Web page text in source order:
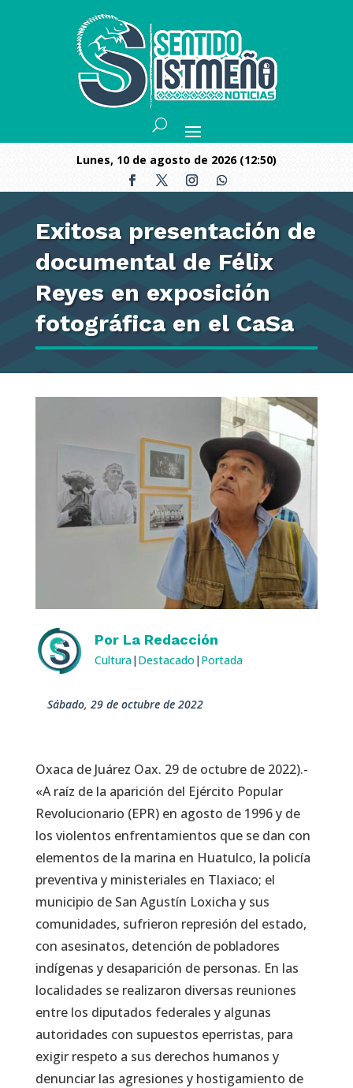
lunes, 10 de agosto de 2026 (12:50)
Exitosa presentación de
documental de Félix
Reyes en exposición
fotográfica en el CaSa
Por La Redacción
Cultura| Destacado | Portada
sábado, 29 de octubre de 2022
Oxaca de Juárez Oax. 29 de octubre de 2022).-
«A raíz de la aparición del Ejército Popular
Revolucionario (EPR) en agosto de 1996 y de
los violentos enfrentamientos que se dan con
elementos de la marina en Huatulco, la policía
preventiva y ministeriales en Tlaxiaco; el
municipio de San Agustín Loxicha y sus
comunidades, sufrieron represión del estado,
con asesinatos, detención de pobladores
indígenas y desaparición de personas. En las
localidades se realizaron diversas reuniones
entre los diputados federales y algunas
autoridades con supuestos eperristas, para
exigir respeto a sus derechos humanos y
denunciar las agresiones y hostigamiento de